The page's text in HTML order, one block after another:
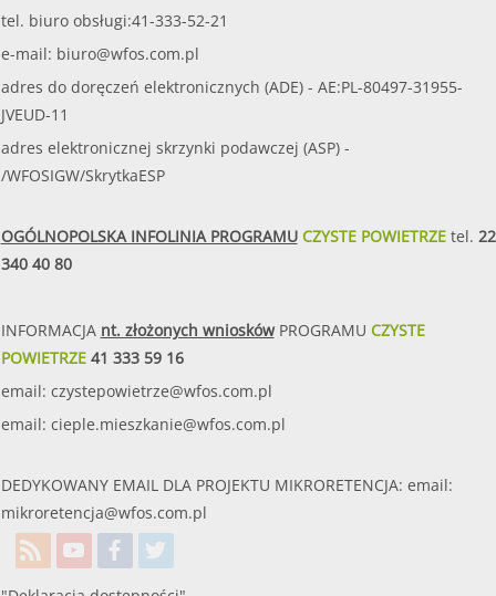
tel. biuro obsługi:41-333-52-21
e-mail: biuro@wfos.com.pl
adres do doręczeń elektronicznych (ADE) - AE:PL-80497-31955-
JVEUD-11
adres elektronicznej skrzynki podawczej (ASP) -
/WFOSIGW/SkrytkaESP
OGÓLNOPOLSKA INFOLINIA PROGRAMUCZYSTE POWIETRZEtel. 22
340 40 80
INFORMACJA nt. złożonych wnioskówPROGRAMU CZYSTE
POWIETRZE41 333 59 16
email: czystepowietrze@wfos.com.pl
email: cieple.mieszkanie@wfos.com.pl
DEDYKOWANY EMAIL DLA PROJEKTU MIKRORETENCJA: email:
mikroretencja@wfos.com.pl